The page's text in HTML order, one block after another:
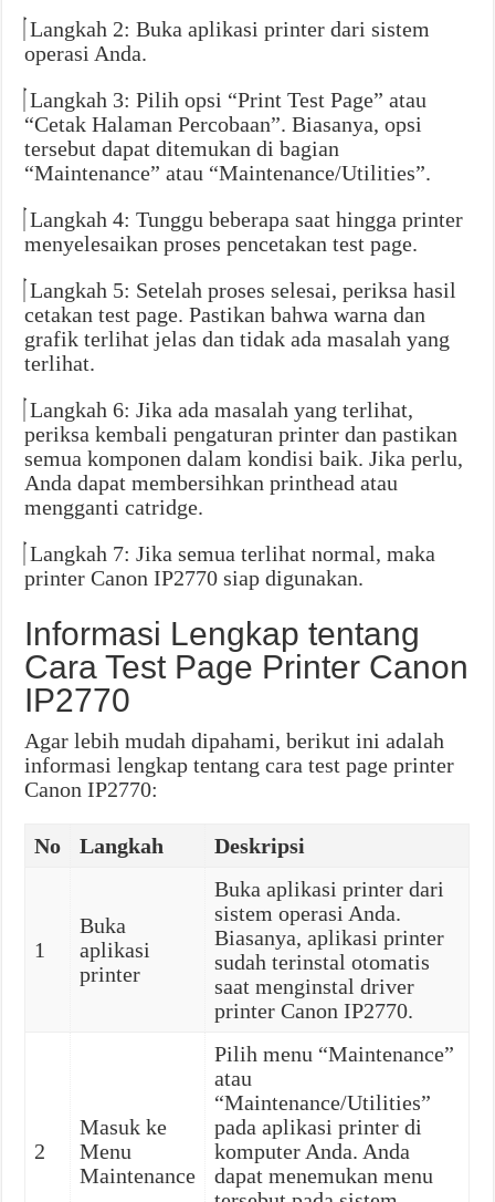
Langkah 2: Buka aplikasi printer dari sistem
operasi Anda.
Langkah 3: Pilih opsi “Print Test Page” atau
“Cetak Halaman Percobaan”. Biasanya, opsi
tersebut dapat ditemukan di bagian
“Maintenance” atau “Maintenance/Utilities”.
Langkah 4: Tunggu beberapa saat hingga printer
menyelesaikan proses pencetakan test page.
Langkah 5: Setelah proses selesai, periksa hasil
cetakan test page. Pastikan bahwa warna dan
grafik terlihat jelas dan tidak ada masalah yang
terlihat.
Langkah 6: Jika ada masalah yang terlihat,
periksa kembali pengaturan printer dan pastikan
semua komponen dalam kondisi baik. Jika perlu,
Anda dapat membersihkan printhead atau
mengganti catridge.
Langkah 7: Jika semua terlihat normal, maka
printer Canon IP2770 siap digunakan.
Informasi Lengkap tentang
Cara Test Page Printer Canon
IP2770
Agar lebih mudah dipahami, berikut ini adalah
informasi lengkap tentang cara test page printer
Canon IP2770:
No Langkah Deskripsi
1
Buka
aplikasi
printer
Buka aplikasi printer dari
sistem operasi Anda.
Biasanya, aplikasi printer
sudah terinstal otomatis
saat menginstal driver
printer Canon IP2770.
2
Masuk ke
Menu
Maintenance
Pilih menu “Maintenance”
atau
“Maintenance/Utilities”
pada aplikasi printer di
komputer Anda. Anda
dapat menemukan menu